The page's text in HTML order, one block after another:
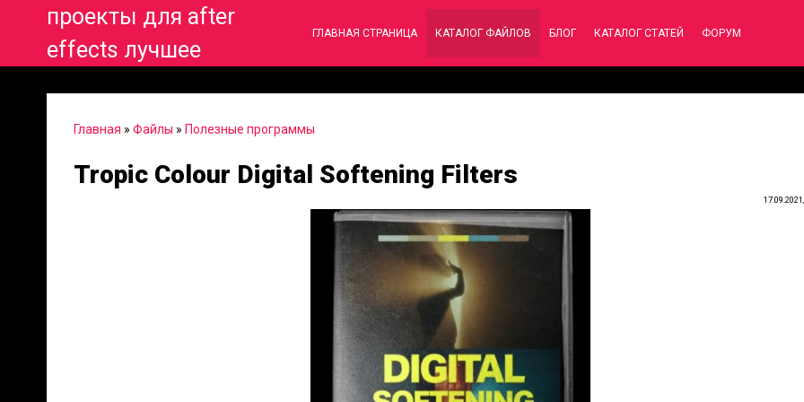
проекты для after
effects лучшее
ГЛАВНАЯ СТРАНИЦА КАТАЛОГ ФАЙЛОВ БЛОГ КАТАЛОГ СТАТЕЙ ФОРУМ
Главная » Файлы » Полезные программы
Tropic Colour Digital Softening Filters